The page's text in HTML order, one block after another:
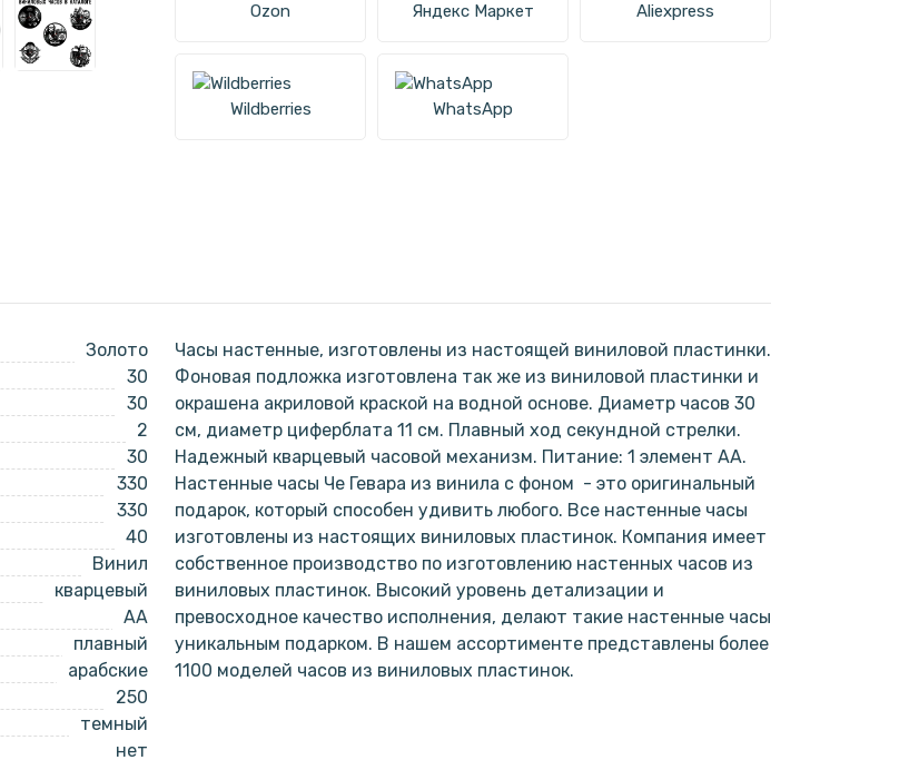
Ozon Яндекс Маркет Aliexpress
Wildberries WhatsApp
Золото
30
30
2
30
330
330
40
Винил
кварцевый
AA
плавный
арабские
250
темный
нет
Часы настенные, изготовлены из настоящей виниловой пластинки.
Фоновая подложка изготовлена так же из виниловой пластинки и
окрашена акриловой краской на водной основе. Диаметр часов 30
см, диаметр циферблата 11 см. Плавный ход секундной стрелки.
Надежный кварцевый часовой механизм. Питание: 1 элемент АА.
Настенные часы Че Гевара из винила с фоном - это оригинальный
подарок, который способен удивить любого. Все настенные часы
изготовлены из настоящих виниловых пластинок. Компания имеет
собственное производство по изготовлению настенных часов из
виниловых пластинок. Высокий уровень детализации и
превосходное качество исполнения, делают такие настенные часы
уникальным подарком. В нашем ассортименте представлены более
1100 моделей часов из виниловых пластинок.